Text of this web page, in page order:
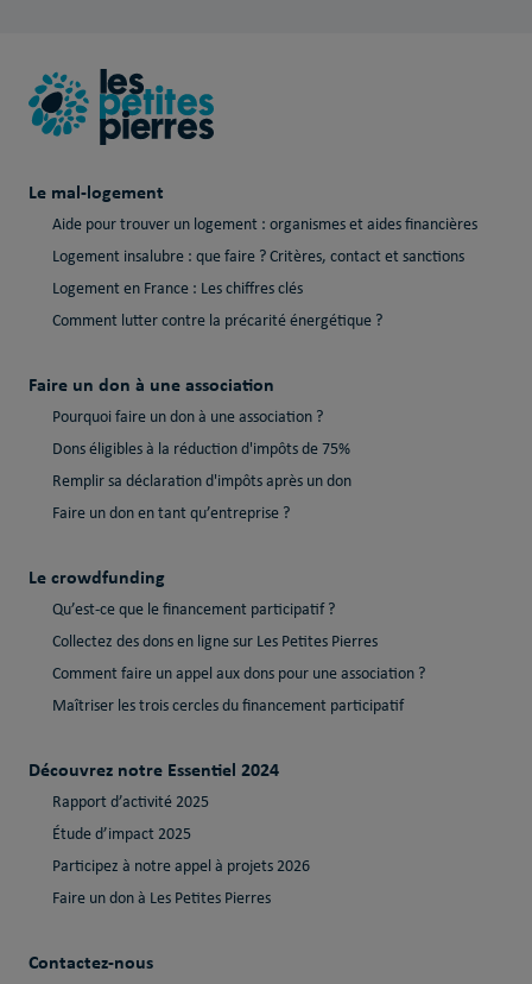
Le mal-logement
Aide pour trouver un logement : organismes et aides financières
Logement insalubre : que faire ? Critères, contact et sanctions
Logement en France : Les chiffres clés
Comment lutter contre la précarité énergétique ?
Faire un don à une association
Pourquoi faire un don à une association ?
Dons éligibles à la réduction d'impôts de 75%
Remplir sa déclaration d'impôts après un don
Faire un don en tant qu’entreprise ?
Le crowdfunding
Qu’est-ce que le financement participatif ?
Collectez des dons en ligne sur Les Petites Pierres
Comment faire un appel aux dons pour une association ?
Maîtriser les trois cercles du financement participatif
Découvrez notre Essentiel 2024
Rapport d’activité 2025
Étude d’impact 2025
Participez à notre appel à projets 2026
Faire un don à Les Petites Pierres
Contactez-nous